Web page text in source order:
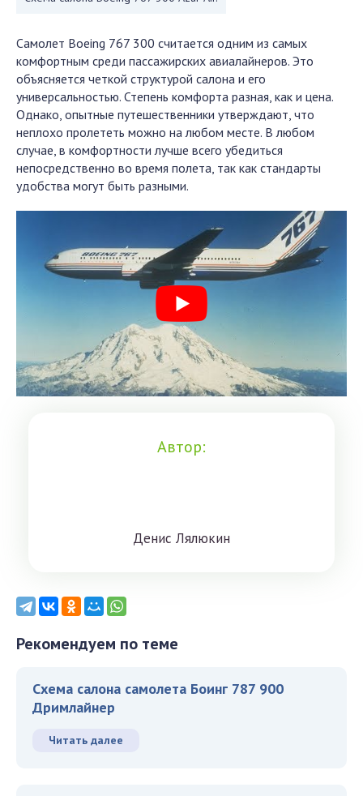
Самолет Boeing 767 300 считается одним из самых
комфортным среди пассажирских авиалайнеров. Это
объясняется четкой структурой салона и его
универсальностью. Степень комфорта разная, как и цена.
Однако, опытные путешественники утверждают, что
неплохо пролететь можно на любом месте. В любом
случае, в комфортности лучше всего убедиться
непосредственно во время полета, так как стандарты
удобства могут быть разными.
Автор:
Дeниc Лялюкин
Рекомендуем по теме
Схема салона самолета Боинг 787 900
Дримлайнер
Читать далее